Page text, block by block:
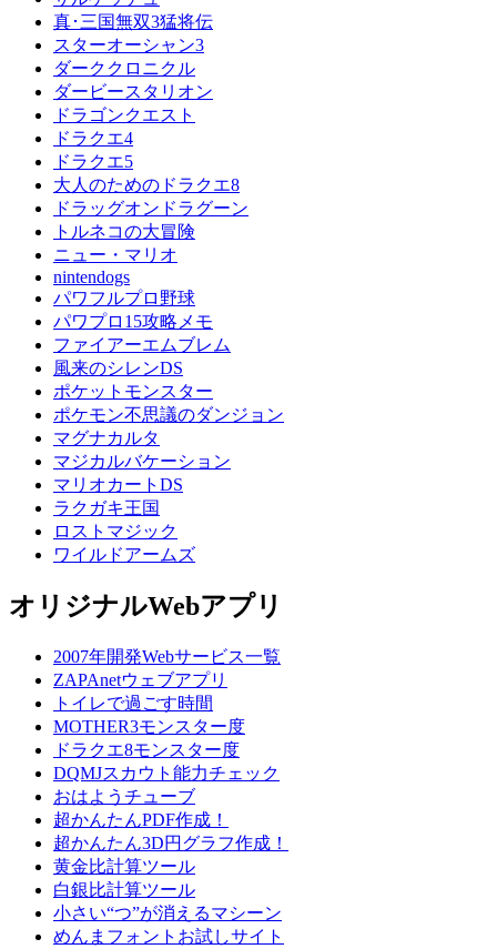
真･三国無双3猛将伝
スターオーシャン3
ダーククロニクル
ダービースタリオン
ドラゴンクエスト
ドラクエ4
ドラクエ5
大人のためのドラクエ8
ドラッグオンドラグーン
トルネコの大冒険
ニュー・マリオ
nintendogs
パワフルプロ野球
パワプロ15攻略メモ
ファイアーエムブレム
風来のシレンDS
ポケットモンスター
ポケモン不思議のダンジョン
マグナカルタ
マジカルバケーション
マリオカートDS
ラクガキ王国
ロストマジック
ワイルドアームズ
オリジナルWebアプリ
2007年開発Webサービス一覧
ZAPAnetウェブアプリ
トイレで過ごす時間
MOTHER3モンスター度
ドラクエ8モンスター度
DQMJスカウト能力チェック
おはようチューブ
超かんたんPDF作成！
超かんたん3D円グラフ作成！
黄金比計算ツール
白銀比計算ツール
小さい“つ”が消えるマシーン
めんまフォントお試しサイト